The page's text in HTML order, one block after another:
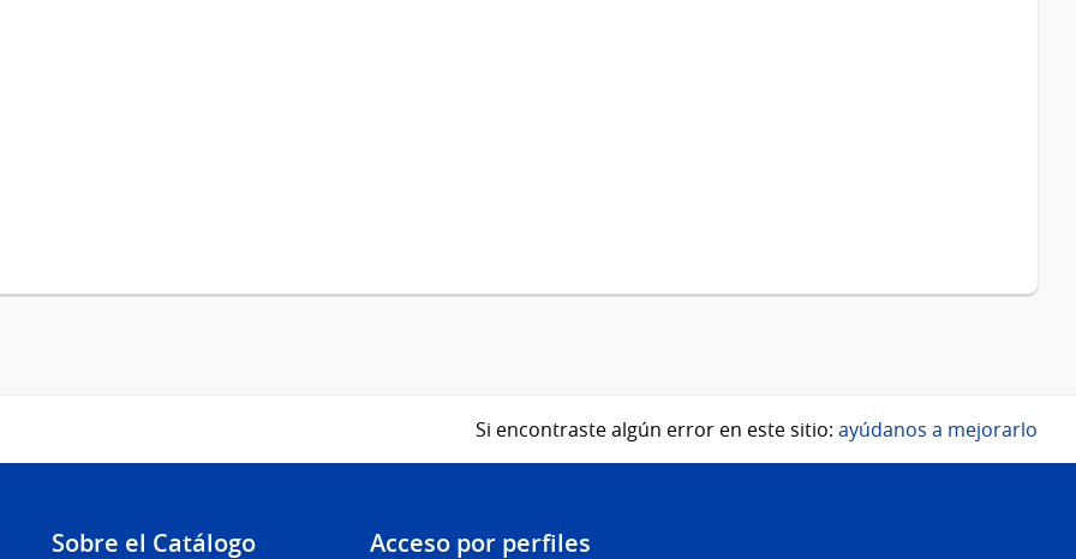
Si encontraste algún error en este sitio: ayúdanos a mejorarlo
Sobre el Catálogo Acceso por perfiles